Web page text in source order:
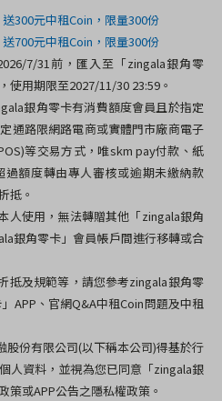
300元中租Coin ，限量300份
700元中租Coin ，限量300份
7/31前，匯入至「zingala銀角零
使用期限至2027/11/30 23:59 。
銀角零卡有消費額度會員且於指定
通路限網路電商或實體門市廠商電子
等交易方式，唯skm pay付款、紙
額度轉由專人審核或逾期未繳納款
抵。
人使用，無法轉贈其他「zingala銀角
銀角零卡」會員帳戶間進行移轉或合
抵及規範等，請您參考zingala銀角零
APP 、官網Q&A中租Coin問題及中租
股份有限公司(以下稱本公司)得基於行
人資料，並視為您已同意「zingala銀
策或APP公告之隱私權政策。